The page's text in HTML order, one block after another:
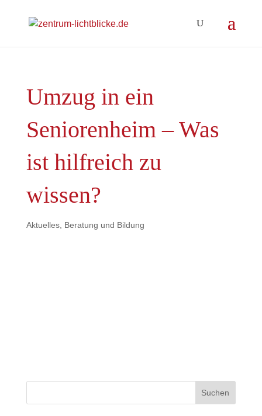
Umzug in ein
Seniorenheim – Was
ist hilfreich zu
wissen?
Aktuelles, Beratung und Bildung